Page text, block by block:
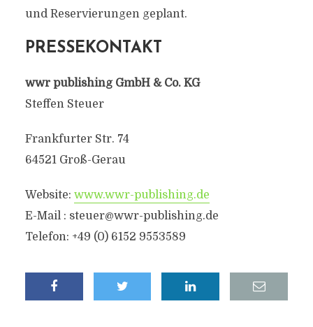
und Reservierungen geplant.
PRESSEKONTAKT
wwr publishing GmbH & Co. KG
Steffen Steuer
Frankfurter Str. 74
64521 Groß-Gerau
Website: www.wwr-publishing.de
E-Mail : steuer@wwr-publishing.de
Telefon: +49 (0) 6152 9553589